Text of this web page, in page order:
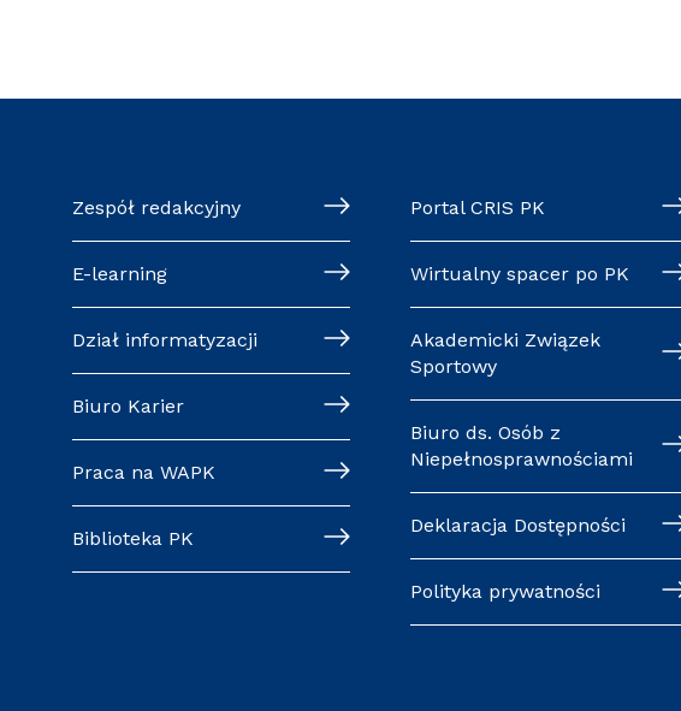
Zespół redakcyjny
E-learning
Dział informatyzacji
Biuro Karier
Praca na WAPK
Biblioteka PK
Portal CRIS PK
Wirtualny spacer po PK
Akademicki Związek
Sportowy
Biuro ds. Osób z
Niepełnosprawnościami
Deklaracja Dostępności
Polityka prywatności